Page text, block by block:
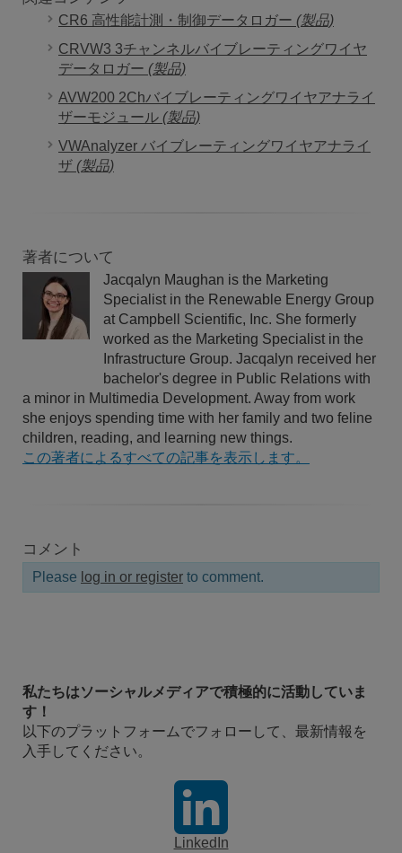
CR6 高性能計測・制御データロガー (製品)
CRVW3 3チャンネルバイブレーティングワイヤ
データロガー (製品)
AVW200 2Chバイブレーティングワイヤアナライ
ザーモジュール (製品)
VWAnalyzer バイブレーティングワイヤアナライ
ザ (製品)
著者について
Jacqalyn Maughan is the Marketing
Specialist in the Renewable Energy Group
at Campbell Scientific, Inc. She formerly
worked as the Marketing Specialist in the
Infrastructure Group. Jacqalyn received her
bachelor's degree in Public Relations with
a minor in Multimedia Development. Away from work
she enjoys spending time with her family and two feline
children, reading, and learning new things.
この著者によるすべての記事を表示します。
コメント
Please log in or register to comment.
私たちはソーシャルメディアで積極的に活動していま
す！
以下のプラットフォームでフォローして、最新情報を
入手してください。
LinkedIn